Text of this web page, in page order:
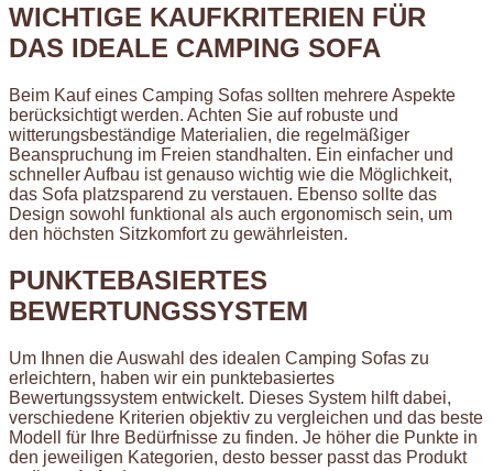
WICHTIGE KAUFKRITERIEN FÜR
DAS IDEALE CAMPING SOFA
Beim Kauf eines Camping Sofas sollten mehrere Aspekte
berücksichtigt werden. Achten Sie auf robuste und
witterungsbeständige Materialien, die regelmäßiger
Beanspruchung im Freien standhalten. Ein einfacher und
schneller Aufbau ist genauso wichtig wie die Möglichkeit,
das Sofa platzsparend zu verstauen. Ebenso sollte das
Design sowohl funktional als auch ergonomisch sein, um
den höchsten Sitzkomfort zu gewährleisten.
PUNKTEBASIERTES
BEWERTUNGSSYSTEM
Um Ihnen die Auswahl des idealen Camping Sofas zu
erleichtern, haben wir ein punktebasiertes
Bewertungssystem entwickelt. Dieses System hilft dabei,
verschiedene Kriterien objektiv zu vergleichen und das beste
Modell für Ihre Bedürfnisse zu finden. Je höher die Punkte in
den jeweiligen Kategorien, desto besser passt das Produkt